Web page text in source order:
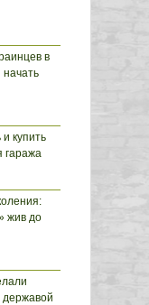
в
начать
купить
гаража
жив до
державой